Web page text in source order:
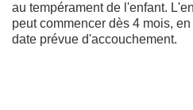
au tempérament de l'enfant.
peut commencer dès 4 mois,
date prévue d'accouchement.